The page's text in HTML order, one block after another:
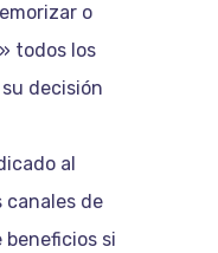
o
todos los
decisión
al
canales de
beneficios si